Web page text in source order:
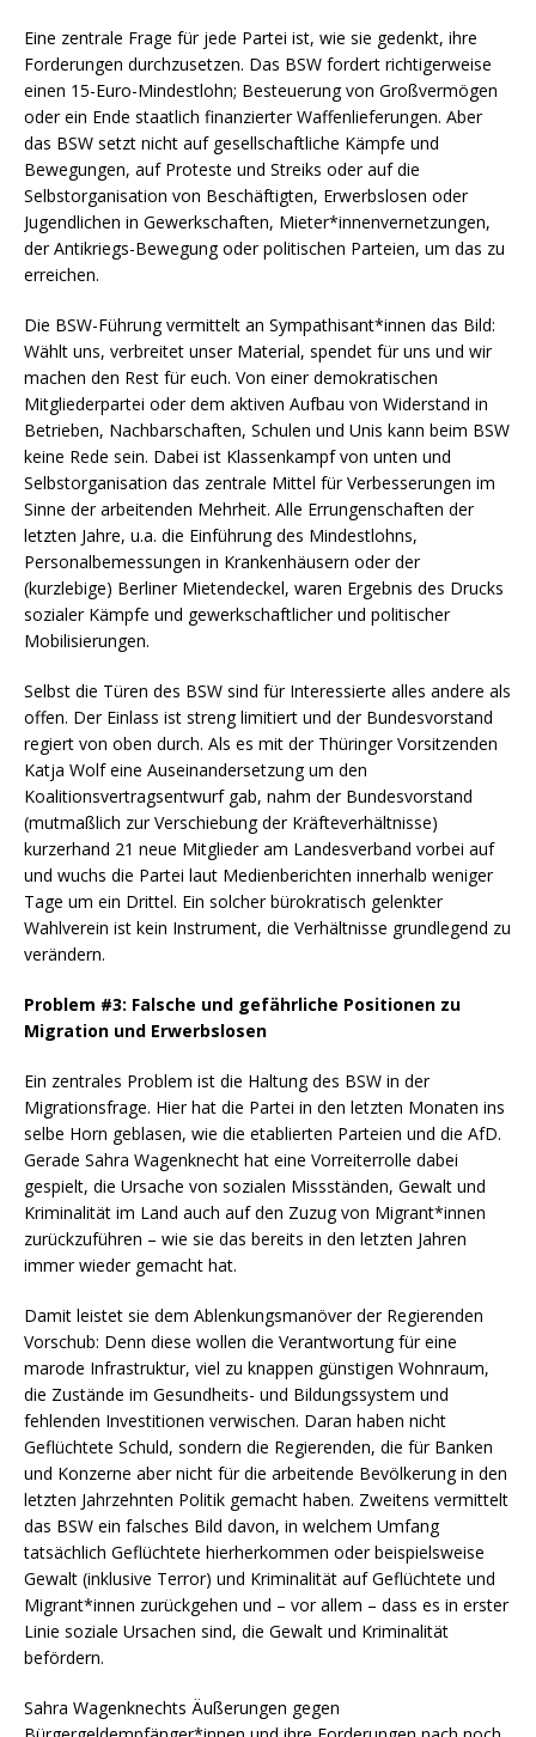
Eine zentrale Frage für jede Partei ist, wie sie gedenkt, ihre
Forderungen durchzusetzen. Das BSW fordert richtigerweise
einen 15-Euro-Mindestlohn; Besteuerung von Großvermögen
oder ein Ende staatlich finanzierter Waffenlieferungen. Aber
das BSW setzt nicht auf gesellschaftliche Kämpfe und
Bewegungen, auf Proteste und Streiks oder auf die
Selbstorganisation von Beschäftigten, Erwerbslosen oder
Jugendlichen in Gewerkschaften, Mieter*innenvernetzungen,
der Antikriegs-Bewegung oder politischen Parteien, um das zu
erreichen.
Die BSW-Führung vermittelt an Sympathisant*innen das Bild:
Wählt uns, verbreitet unser Material, spendet für uns und wir
machen den Rest für euch. Von einer demokratischen
Mitgliederpartei oder dem aktiven Aufbau von Widerstand in
Betrieben, Nachbarschaften, Schulen und Unis kann beim BSW
keine Rede sein. Dabei ist Klassenkampf von unten und
Selbstorganisation das zentrale Mittel für Verbesserungen im
Sinne der arbeitenden Mehrheit. Alle Errungenschaften der
letzten Jahre, u.a. die Einführung des Mindestlohns,
Personalbemessungen in Krankenhäusern oder der
(kurzlebige) Berliner Mietendeckel, waren Ergebnis des Drucks
sozialer Kämpfe und gewerkschaftlicher und politischer
Mobilisierungen.
Selbst die Türen des BSW sind für Interessierte alles andere als
offen. Der Einlass ist streng limitiert und der Bundesvorstand
regiert von oben durch. Als es mit der Thüringer Vorsitzenden
Katja Wolf eine Auseinandersetzung um den
Koalitionsvertragsentwurf gab, nahm der Bundesvorstand
(mutmaßlich zur Verschiebung der Kräfteverhältnisse)
kurzerhand 21 neue Mitglieder am Landesverband vorbei auf
und wuchs die Partei laut Medienberichten innerhalb weniger
Tage um ein Drittel. Ein solcher bürokratisch gelenkter
Wahlverein ist kein Instrument, die Verhältnisse grundlegend zu
verändern.
Problem #3: Falsche und gefährliche Positionen zu
Migration und Erwerbslosen
Ein zentrales Problem ist die Haltung des BSW in der
Migrationsfrage. Hier hat die Partei in den letzten Monaten ins
selbe Horn geblasen, wie die etablierten Parteien und die AfD.
Gerade Sahra Wagenknecht hat eine Vorreiterrolle dabei
gespielt, die Ursache von sozialen Missständen, Gewalt und
Kriminalität im Land auch auf den Zuzug von Migrant*innen
zurückzuführen – wie sie das bereits in den letzten Jahren
immer wieder gemacht hat.
Damit leistet sie dem Ablenkungsmanöver der Regierenden
Vorschub: Denn diese wollen die Verantwortung für eine
marode Infrastruktur, viel zu knappen günstigen Wohnraum,
die Zustände im Gesundheits- und Bildungssystem und
fehlenden Investitionen verwischen. Daran haben nicht
Geflüchtete Schuld, sondern die Regierenden, die für Banken
und Konzerne aber nicht für die arbeitende Bevölkerung in den
letzten Jahrzehnten Politik gemacht haben. Zweitens vermittelt
das BSW ein falsches Bild davon, in welchem Umfang
tatsächlich Geflüchtete hierherkommen oder beispielsweise
Gewalt (inklusive Terror) und Kriminalität auf Geflüchtete und
Migrant*innen zurückgehen und – vor allem – dass es in erster
Linie soziale Ursachen sind, die Gewalt und Kriminalität
befördern.
Sahra Wagenknechts Äußerungen gegen